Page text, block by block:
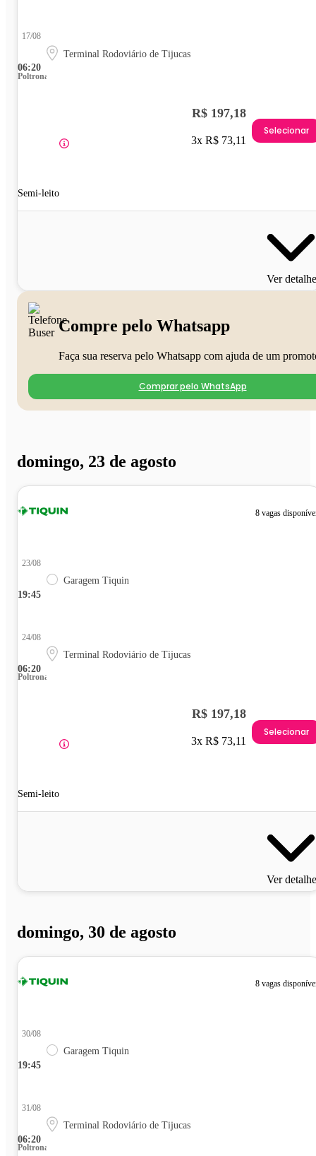
06:20
17/08
Terminal Rodoviário de Tijucas
Poltrona
Semi-leito
R$ 197,18
3x R$ 73,11
Selecionar
Ver
Compre pelo Whatsapp
Faça sua reserva pelo Whatsapp com ajuda de um
Comprar pelo WhatsApp
domingo, 23 de agosto
8 vagas
19:45
23/08
Garagem Tiquin
06:20
24/08
Terminal Rodoviário de Tijucas
Poltrona
Semi-leito
R$ 197,18
3x R$ 73,11
Selecionar
Ver
domingo, 30 de agosto
8 vagas
19:45
30/08
Garagem Tiquin
06:20
31/08
Terminal Rodoviário de Tijucas
Poltrona